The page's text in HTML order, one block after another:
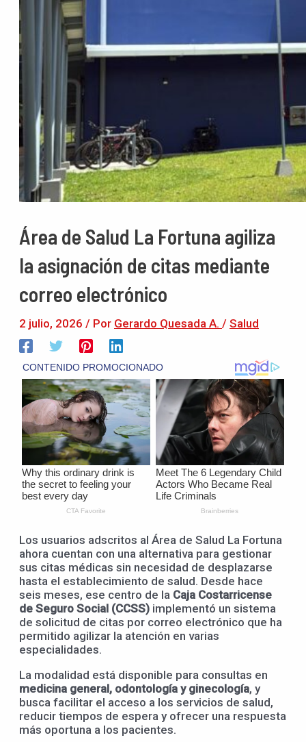
Área de Salud La Fortuna agiliza
la asignación de citas mediante
correo electrónico
2 julio, 2026 / Por Gerardo Quesada A. / Salud
Los usuarios adscritos al Área de Salud La Fortuna
ahora cuentan con una alternativa para gestionar
sus citas médicas sin necesidad de desplazarse
hasta el establecimiento de salud. Desde hace
seis meses, ese centro de la Caja Costarricense
de Seguro Social (CCSS) implementó un sistema
de solicitud de citas por correo electrónico que ha
permitido agilizar la atención en varias
especialidades.
La modalidad está disponible para consultas en
medicina general, odontología y ginecología, y
busca facilitar el acceso a los servicios de salud,
reducir tiempos de espera y ofrecer una respuesta
más oportuna a los pacientes.